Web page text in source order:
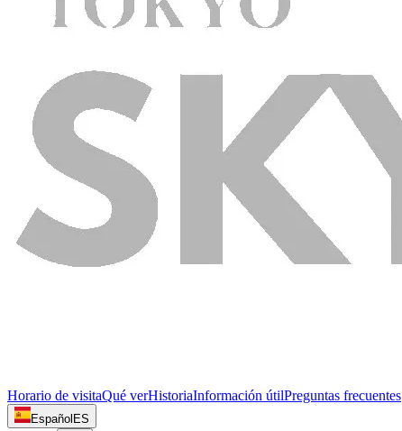
Horario de visitaQué verHistoriaInformación útilPreguntas frecuentes
Español ES